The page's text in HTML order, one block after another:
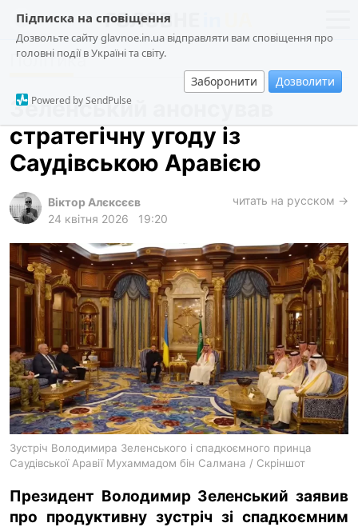
Підписка на сповіщення
Дозвольте сайту glavnoe.in.ua відправляти вам сповіщення про
головні події в Україні та світу.
Заборонити Дозволити
Powered by SendPulse
новини
про проєкт
суспільство
події
кримінал
лонгріди
харків
архів
gambling
ua ru en
Політика
Зеленський анонсував
стратегічну угоду із
Саудівською Аравією
Віктор Алєксєєв
24 квітня 2026
19:20
читать на русском →
Зустріч Володимира Зеленського і спадкоємного принца
Саудівської Аравії Мухаммадом бін Салмана / Скріншот
Президент Володимир Зеленський заявив
про продуктивну зустріч зі спадкоємним